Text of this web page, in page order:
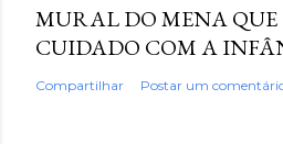
MURAL DO MENA QUE
CUIDADO COM A
Compartilhar Postar um